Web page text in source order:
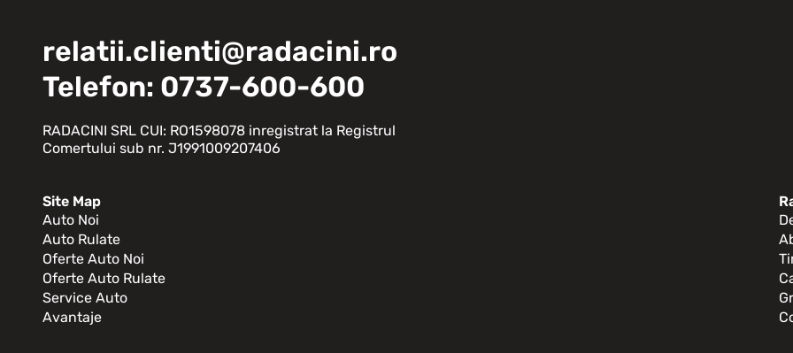
Site Map
Auto Noi
Auto Rulate
Oferte Auto Noi
Oferte Auto Rulate
Service Auto
Avantaje
relatii.clienti@radacini.ro
Telefon: 0737-600-600
RADACINI SRL CUI: RO1598078 inregistrat la Registrul
Comertului sub nr. J1991009207406